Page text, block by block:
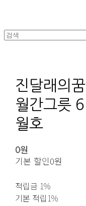
진달래의꿈
월간그릇 6
월호
0원
기본 할인0원
적립금 1%
기본 적립1%